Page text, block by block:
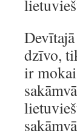
dzīvo,
ir